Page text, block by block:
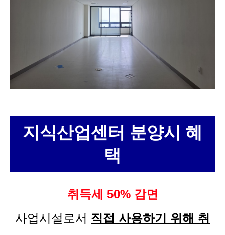
지식산업센터 분양시 혜
택
취득세 50% 감면
사업시설로서 직접 사용하기 위해 취